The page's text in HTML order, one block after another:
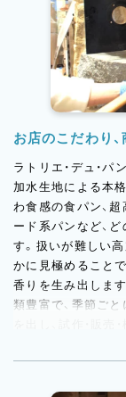
お店のこだわり
ラトリエ・デュ・
加水生地による本
わ食感の食パン、
ード系パンなど、
す。扱いが難しい
かに見極めること
香りを生み出しま
類豊富で、季節ご
を出し、試作・販
つく現場です。こ